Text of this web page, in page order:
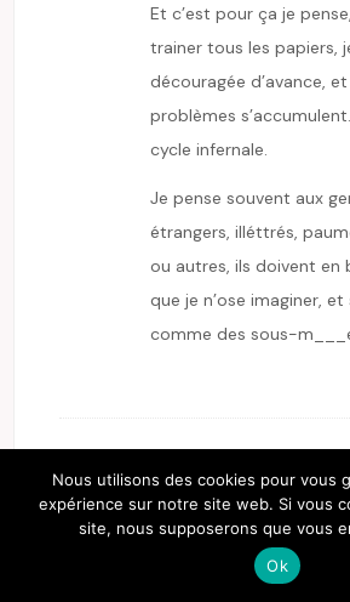
Et c’est pour ça je
trainer tous les papiers,
découragée d’avance,
problèmes
cycle infernale.
Je pense souvent aux
étrangers, illéttrés,
ou autres, ils doivent en
que je n’ose imaginer,
comme des sous-
13 octobre 2011 at
ah ah ah j’adore
finlandaise
Nous utilisons des cookies pour vous
expérience sur notre site web. Si vous
site, nous supposerons que vous
Ok